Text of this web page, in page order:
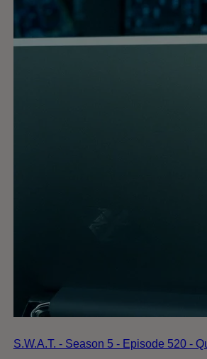
S.W.A.T. - Season 5 - Episode 520 -